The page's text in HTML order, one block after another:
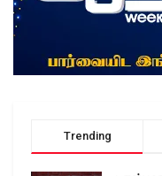
Trending